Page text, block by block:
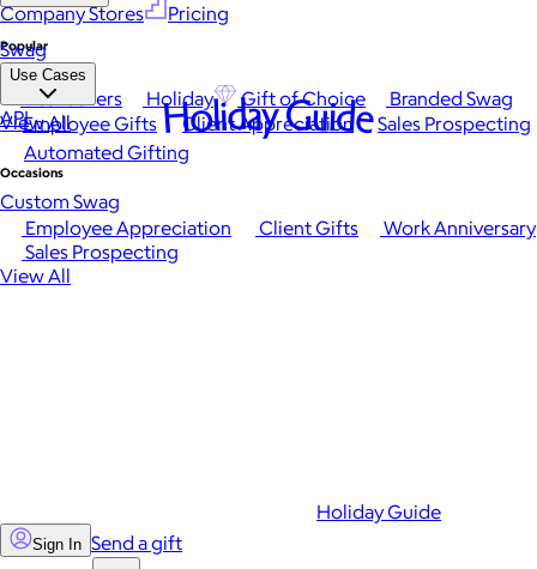
Company Stores
Pricing
Popular
Best Sellers Holiday Gift of Choice
Branded Swag
View All
Occasions
Employee Appreciation Client Gifts
Work Anniversary
Sales Prospecting
View All
Swag
Use Cases
Employee Gifts Client Appreciation
Sales Prospecting
Automated Gifting
Custom Swag
API Holiday Guide
Holiday Guide
Sign In Send a gift